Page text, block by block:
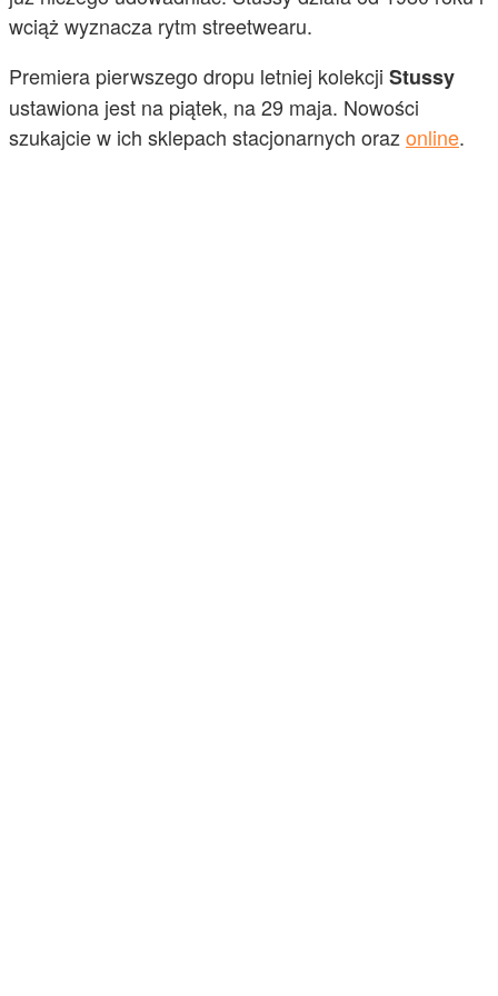
wciąż wyznacza rytm streetwearu.
Premiera pierwszego dropu letniej kolekcji Stussy
ustawiona jest na piątek, na 29 maja. Nowości
szukajcie w ich sklepach stacjonarnych oraz online.